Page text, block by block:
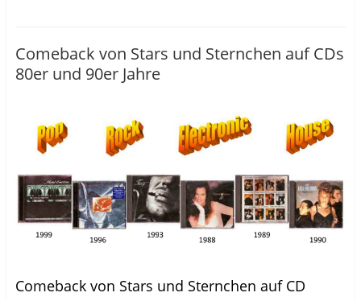
Comeback von Stars und Sternchen auf CDs
80er und 90er Jahre
Comeback von Stars und Sternchen auf CD